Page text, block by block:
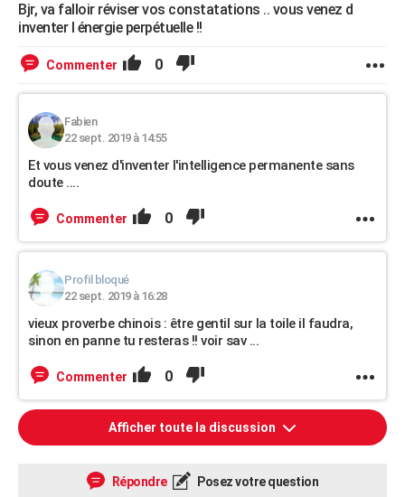
FORUM
Bjr, va falloir réviser vos constatations .. vous venez d
inventer l énergie perpétuelle !!
Commenter 0
Fabien
22 sept. 2019 à 14:55
Et vous venez d'inventer l'intelligence permanente sans
doute ....
Commenter 0
Profil bloqué
22 sept. 2019 à 16:28
vieux proverbe chinois : être gentil sur la toile il faudra,
sinon en panne tu resteras !! voir sav ...
Commenter 0
Afficher toute la discussion
Répondre Posez votre question